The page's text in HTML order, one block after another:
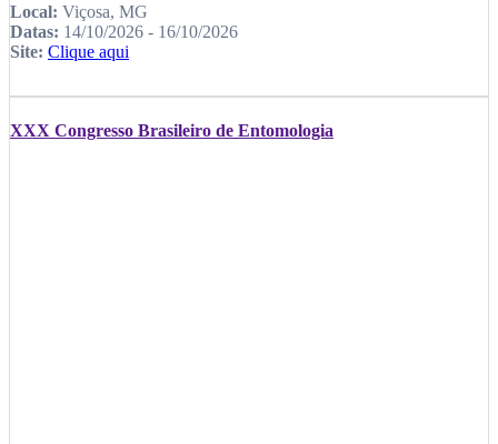
Local: Viçosa, MG
Datas: 14/10/2026 - 16/10/2026
Site: Clique aqui
XXX Congresso Brasileiro de Entomologia